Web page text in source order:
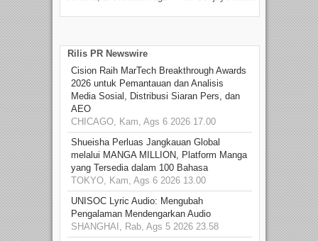
Rilis PR Newswire
Cision Raih MarTech Breakthrough Awards
2026 untuk Pemantauan dan Analisis
Media Sosial, Distribusi Siaran Pers, dan
AEO
CHICAGO, Kam, Ags 6 2026 17.00
Shueisha Perluas Jangkauan Global
melalui MANGA MILLION, Platform Manga
yang Tersedia dalam 100 Bahasa
TOKYO, Kam, Ags 6 2026 13.00
UNISOC Lyric Audio: Mengubah
Pengalaman Mendengarkan Audio
SHANGHAI, Rab, Ags 5 2026 23.58